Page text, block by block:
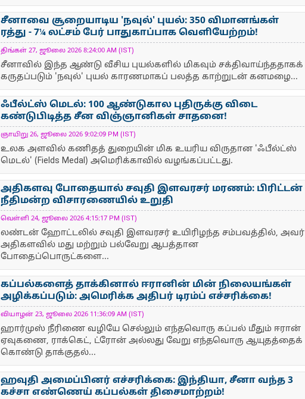
சீனாவை சூறையாடிய 'நவுல்' புயல்: 350 விமானங்கள்
ரத்து - 7¼ லட்சம் பேர் பாதுகாப்பாக வெளியேற்றம்!
திங்கள் 27, ஜூலை 2026 8:24:00 AM (IST)
சீனாவில் இந்த ஆண்டு வீசிய புயல்களில் மிகவும் சக்திவாய்ந்ததாகக்
கருதப்படும் 'நவுல்' புயல் காரணமாகப் பலத்த காற்றுடன் கனமழை...
ஃபீல்ட்ஸ் மெடல்: 100 ஆண்டுகால புதிருக்கு விடை
கண்டுபிடித்த சீன விஞ்ஞானிகள் சாதனை!
ஞாயிறு 26, ஜூலை 2026 9:02:09 PM (IST)
உலக அளவில் கணிதத் துறையின் மிக உயரிய விருதான 'ஃபீல்ட்ஸ்
மெடல்' (Fields Medal) அமெரிக்காவில் வழங்கப்பட்டது.
அதிகளவு போதையால் சவுதி இளவரசர் மரணம்: பிரிட்டன்
நீதிமன்ற விசாரணையில் உறுதி
வெள்ளி 24, ஜூலை 2026 4:15:17 PM (IST)
லண்டன் ஹோட்டலில் சவுதி இளவரசர் உயிரிழந்த சம்பவத்தில், அவர்
அதிகளவில் மது மற்றும் பல்வேறு ஆபத்தான
போதைப்பொருட்களை...
கப்பல்களைத் தாக்கினால் ஈரானின் மின் நிலையங்கள்
அழிக்கப்படும்: அமெரிக்க அதிபர் டிரம்ப் எச்சரிக்கை!
வியாழன் 23, ஜூலை 2026 11:36:09 AM (IST)
ஹார்முஸ் நீரிணை வழியே செல்லும் எந்தவொரு கப்பல் மீதும் ஈரான்
ஏவுகணை, ராக்கெட், ட்ரோன் அல்லது வேறு எந்தவொரு ஆயுதத்தைக்
கொண்டு தாக்குதல்...
ஹவுதி அமைப்பினர் எச்சரிக்கை: இந்தியா, சீனா வந்த 3
கச்சா எண்ணெய் கப்பல்கள் திசைமாற்றம்!